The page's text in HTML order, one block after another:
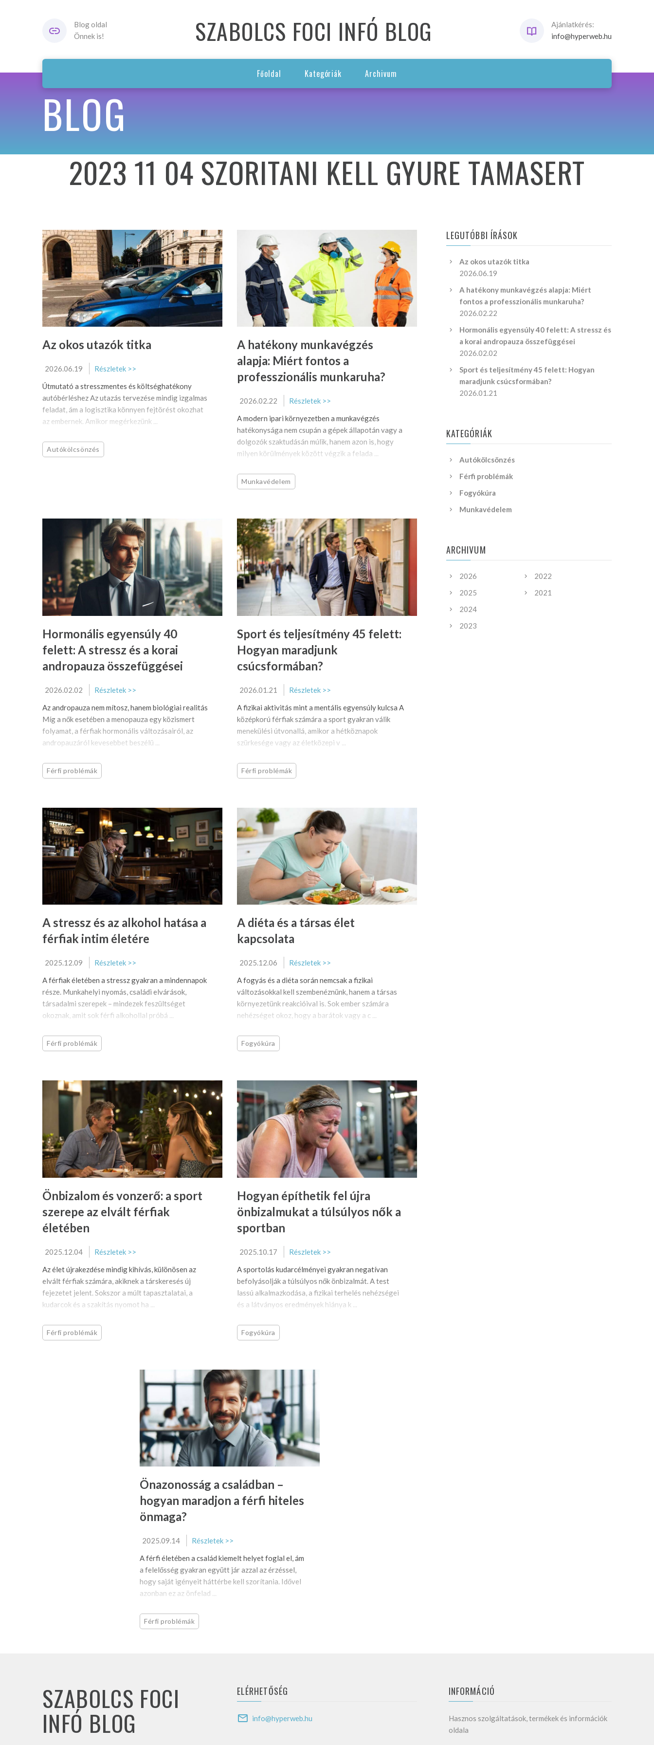
Blog oldal
Önnek is!
SZABOLCS FOCI INFÓ BLOG
Ajánlatkérés:
info@hyperweb.hu
Főoldal Kategóriák Archivum
BLOG
2023 11 04 SZORITANI KELL GYURE TAMASERT
Az okos utazók titka
2026.06.19
Részletek >>
Útmutató a stresszmentes és költséghatékony
autóbérléshez Az utazás tervezése mindig izgalmas
feladat, ám a logisztika könnyen fejtörést okozhat
az embernek. Amikor megérkezünk ...
Autókölcsönzés
A hatékony munkavégzés
alapja: Miért fontos a
professzionális munkaruha?
2026.02.22
Részletek >>
A modern ipari környezetben a munkavégzés
hatékonysága nem csupán a gépek állapotán vagy a
dolgozók szaktudásán múlik, hanem azon is, hogy
milyen körülmények között végzik a felada ...
Munkavédelem
Hormonális egyensúly 40
felett: A stressz és a korai
andropauza összefüggései
2026.02.02
Részletek >>
Az andropauza nem mítosz, hanem biológiai realitás
Míg a nők esetében a menopauza egy közismert
folyamat, a férfiak hormonális változásairól, az
andropauzáról kevesebbet beszélü ...
Férfi problémák
Sport és teljesítmény 45 felett:
Hogyan maradjunk
csúcsformában?
2026.01.21
Részletek >>
A fizikai aktivitás mint a mentális egyensúly kulcsa A
középkorú férfiak számára a sport gyakran válik
menekülési útvonallá, amikor a hétköznapok
szürkesége vagy az életközepi v ...
Férfi problémák
A stressz és az alkohol hatása a
férfiak intim életére
2025.12.09
Részletek >>
A férfiak életében a stressz gyakran a mindennapok
része. Munkahelyi nyomás, családi elvárások,
társadalmi szerepek – mindezek feszültséget
okoznak, amit sok férfi alkohollal próbá ...
Férfi problémák
A diéta és a társas élet
kapcsolata
2025.12.06
Részletek >>
A fogyás és a diéta során nemcsak a fizikai
változásokkal kell szembenéznünk, hanem a társas
környezetünk reakcióival is. Sok ember számára
nehézséget okoz, hogy a barátok vagy a c ...
Fogyókúra
Önbizalom és vonzerő: a sport
szerepe az elvált férfiak
életében
2025.12.04
Részletek >>
Az élet újrakezdése mindig kihívás, különösen az
elvált férfiak számára, akiknek a társkeresés új
fejezetet jelent. Sokszor a múlt tapasztalatai, a
kudarcok és a szakítás nyomot ha ...
Férfi problémák
Hogyan építhetik fel újra
önbizalmukat a túlsúlyos nők a
sportban
2025.10.17
Részletek >>
A sportolás kudarcélményei gyakran negatívan
befolyásolják a túlsúlyos nők önbizalmát. A test
lassú alkalmazkodása, a fizikai terhelés nehézségei
és a látványos eredmények hiánya k ...
Fogyókúra
Önazonosság a családban –
hogyan maradjon a férfi hiteles
önmaga?
2025.09.14
Részletek >>
A férfi életében a család kiemelt helyet foglal el, ám
a felelősség gyakran együtt jár azzal az érzéssel,
hogy saját igényeit háttérbe kell szorítania. Idővel
azonban ez az önfelad ...
Férfi problémák
LEGUTÓBBI ÍRÁSOK
Az okos utazók titka
2026.06.19
A hatékony munkavégzés alapja: Miért
fontos a professzionális munkaruha?
2026.02.22
Hormonális egyensúly 40 felett: A stressz és
a korai andropauza összefüggései
2026.02.02
Sport és teljesítmény 45 felett: Hogyan
maradjunk csúcsformában?
2026.01.21
KATEGÓRIÁK
Autókölcsönzés
Férfi problémák
Fogyókúra
Munkavédelem
ARCHIVUM
2026
2025
2024
2023
2022
2021
INFORMÁCIÓ
Hasznos szolgáltatások, termékek és információk
oldala
ELÉRHETŐSÉG
info@hyperweb.hu
SZABOLCS FOCI
INFÓ BLOG